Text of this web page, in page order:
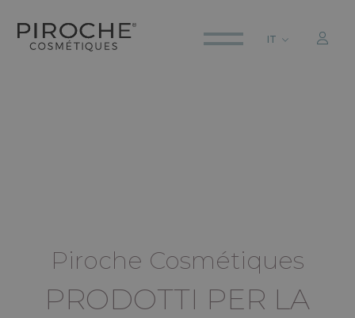
IT
Piroche Cosmétiques
PRODOTTI PER LA